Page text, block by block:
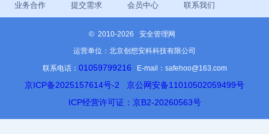
业务合作 提交需求 会员中心 联系我们
© 2010-2026 安全管理网
运营单位：北京创想安科科技有限公司
联系电话： 01059799216 E-mail：safehoo@163.com
京ICP备2025157614号-2
京公网安备11010502059499号
ICP经营许可证：京B2-20260563号